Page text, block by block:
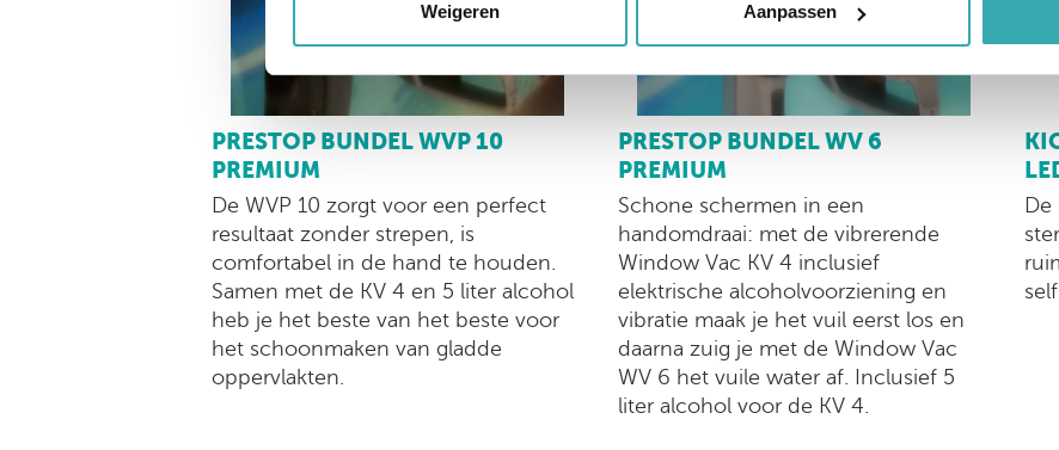
Weigeren Aanpassen
PRESTOP BUNDEL WVP 10
PREMIUM
De WVP 10 zorgt voor een perfect
resultaat zonder strepen, is
comfortabel in de hand te houden.
Samen met de KV 4 en 5 liter alcohol
heb je het beste van het beste voor
het schoonmaken van gladde
oppervlakten.
PRESTOP BUNDEL WV 6
PREMIUM
Schone schermen in een
handomdraai: met de vibrerende
Window Vac KV 4 inclusief
elektrische alcoholvoorziening en
vibratie maak je het vuil eerst los en
daarna zuig je met de Window Vac
WV 6 het vuile water af. Inclusief 5
liter alcohol voor de KV 4.
De